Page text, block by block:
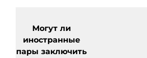
Могут ли
иностранные
пары заключить